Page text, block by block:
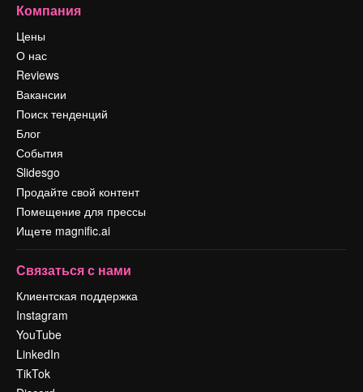
Компания
Цены
О нас
Reviews
Вакансии
Поиск тенденций
Блог
События
Slidesgo
Продайте свой контент
Помещение для прессы
Ищете magnific.ai
Связаться с нами
Клиентская поддержка
Instagram
YouTube
LinkedIn
TikTok